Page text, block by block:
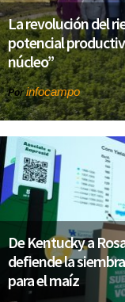
La revolución del
potencial
núcleo”
Porinfocampo
De Kentucky a
defiende la
para el maíz